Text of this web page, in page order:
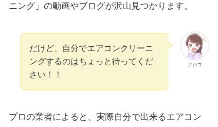
ニング」の動画やブログが沢山見つかります。
フジコ
だけど、自分でエアコンクリーニ
ングするのはちょっと待ってくだ
さい！！
プロの業者によると、実際自分で出来るエアコン